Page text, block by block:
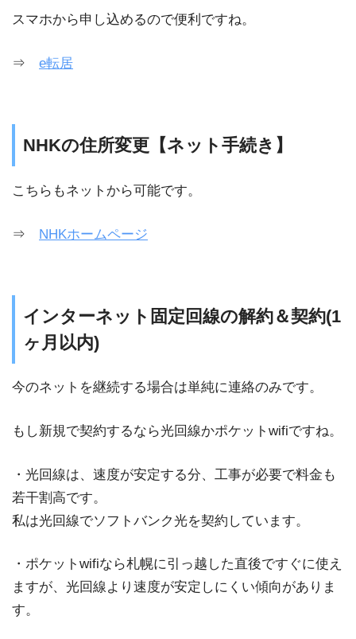
スマホから申し込めるので便利ですね。
⇒ e転居
NHKの住所変更【ネット手続き】
こちらもネットから可能です。
⇒ NHKホームページ
インターネット固定回線の解約＆契約(1
ヶ月以内)
今のネットを継続する場合は単純に連絡のみです。
もし新規で契約するなら光回線かポケットwifiですね。
・光回線は、速度が安定する分、工事が必要で料金も
若干割高です。
私は光回線でソフトバンク光を契約しています。
・ポケットwifiなら札幌に引っ越した直後ですぐに使え
ますが、光回線より速度が安定しにくい傾向がありま
す。